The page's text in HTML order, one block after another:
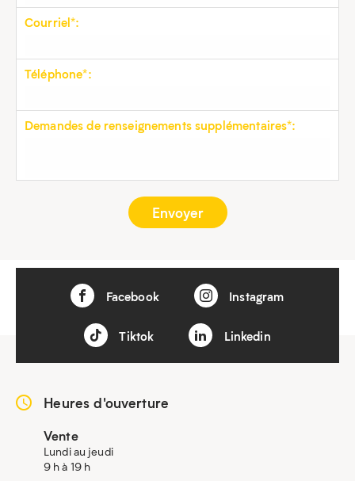
Courriel*:
Téléphone*:
Demandes de renseignements supplémentaires*:
Facebook Instagram
Tiktok Linkedin
Heures d'ouverture
Vente
Lundi au jeudi
9 h à 19 h